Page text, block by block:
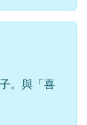
。與「喜